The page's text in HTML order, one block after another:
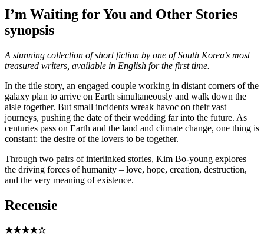
I’m Waiting for You and Other Stories
synopsis
A stunning collection of short fiction by one of South Korea’s most
treasured writers, available in English for the first time.
In the title story, an engaged couple working in distant corners of the
galaxy plan to arrive on Earth simultaneously and walk down the
aisle together. But small incidents wreak havoc on their vast
journeys, pushing the date of their wedding far into the future. As
centuries pass on Earth and the land and climate change, one thing is
constant: the desire of the lovers to be together.
Through two pairs of interlinked stories, Kim Bo-young explores
the driving forces of humanity – love, hope, creation, destruction,
and the very meaning of existence.
Recensie
★★★★☆